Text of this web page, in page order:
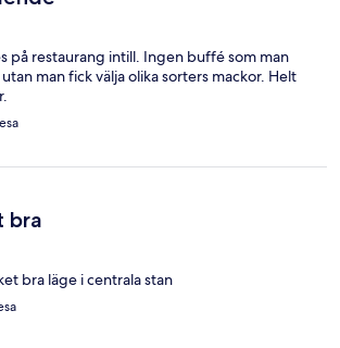
på restaurang intill. Ingen buffé som man
man fick välja olika sorters mackor. Helt
bra
bra läge i centrala stan